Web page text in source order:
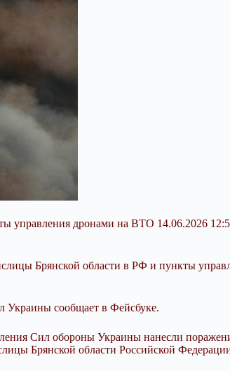
управления дронами на ВТО 14.06.2026
Брянской области в РФ и пункты
Украины сообщает в Фейсбуке.
Сил обороны Украины нанесли
Брянской области Российской